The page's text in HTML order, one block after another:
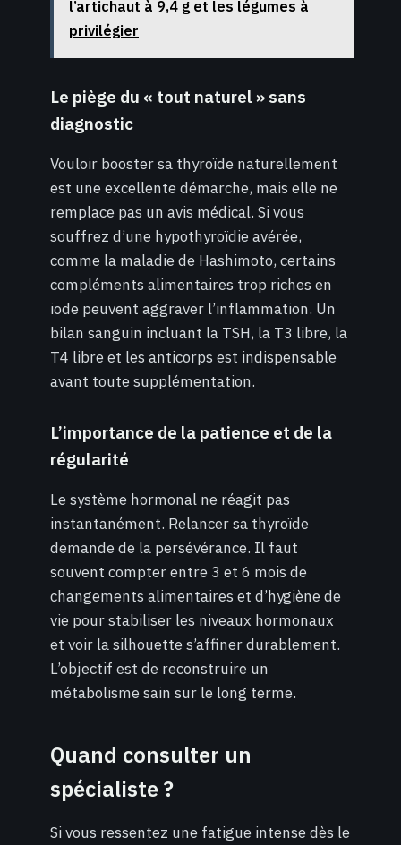
l’artichaut à 9,4 g et les légumes à
privilégier
Le piège du « tout naturel » sans
diagnostic
Vouloir booster sa thyroïde naturellement
est une excellente démarche, mais elle ne
remplace pas un avis médical. Si vous
souffrez d’une hypothyroïdie avérée,
comme la maladie de Hashimoto, certains
compléments alimentaires trop riches en
iode peuvent aggraver l’inflammation. Un
bilan sanguin incluant la TSH, la T3 libre, la
T4 libre et les anticorps est indispensable
avant toute supplémentation.
L’importance de la patience et de la
régularité
Le système hormonal ne réagit pas
instantanément. Relancer sa thyroïde
demande de la persévérance. Il faut
souvent compter entre 3 et 6 mois de
changements alimentaires et d’hygiène de
vie pour stabiliser les niveaux hormonaux
et voir la silhouette s’affiner durablement.
L’objectif est de reconstruire un
métabolisme sain sur le long terme.
Quand consulter un
spécialiste ?
Si vous ressentez une fatigue intense dès le